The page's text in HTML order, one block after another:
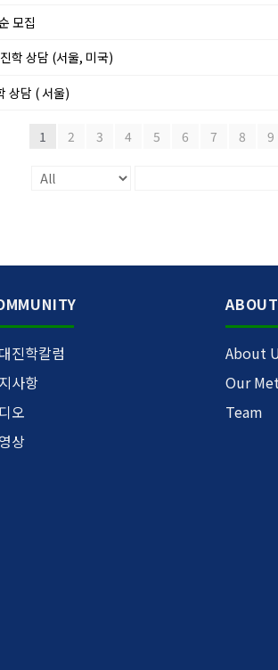
모집
학 상담 (서울, 미국)
상담 ( 서울)
1 2 3 4 5 6 7 8 9
진학칼럼
사항
오
상
About
Our
Team